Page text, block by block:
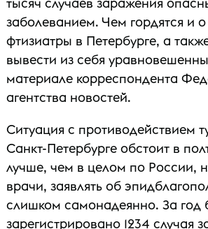
тысяч случаев заражения
заболеванием. Чем гордятся и
фтизиатры в Петербурге, а
вывести из себя
материале корреспондента
агентства новостей.
Ситуация с противодействием
Санкт-Петербурге обстоит в
лучше, чем в целом по России,
врачи, заявлять об
слишком самонадеянно. За год
зарегистрировано 1234 случая